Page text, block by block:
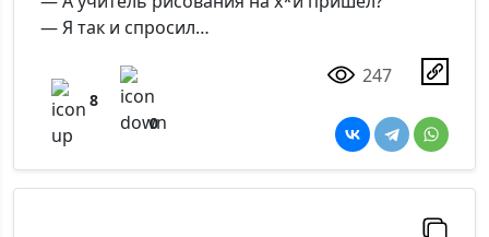
— Я так и спросил…
8
0
247